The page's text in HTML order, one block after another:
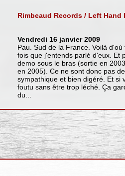
Rimbeaud Records / Left Hand
Vendredi 16 janvier 2009
Pau. Sud de la France. Voilà
fois que j'entends parlé d'eux. Et
demo sous le bras (sortie en
en 2005). Ce ne sont donc pas
sympathique et bien digéré. Et si
foutu sans être trop léché. Ça
du...